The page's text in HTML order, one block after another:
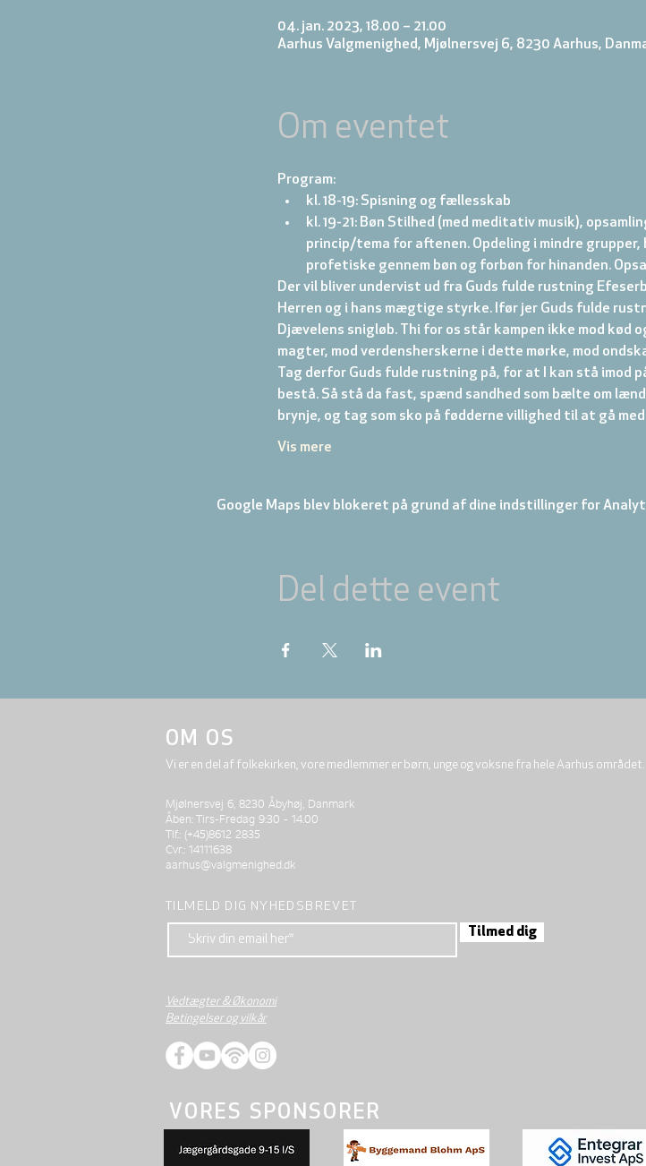
04. jan. 2023, 18.00 – 21.00
Aarhus Valgmenighed, Mjølnersvej 6, 8230 Aarhus,
Om eventet
Program:
kl. 18-19: Spisning og fællesskab
kl. 19-21: Bøn Stilhed (med meditativ musik),
princip/tema for aftenen. Opdeling i mindre grupper,
profetiske gennem bøn og forbøn for hinanden.
Der vil bliver undervist ud fra Guds fulde rustning
Herren og i hans mægtige styrke. Ifør jer Guds fulde
Djævelens snigløb. Thi for os står kampen ikke mod kød
magter, mod verdensherskerne i dette mørke, mod
Tag derfor Guds fulde rustning på, for at I kan stå imod
bestå. Så stå da fast, spænd sandhed som bælte om
brynje, og tag som sko på fødderne villighed til at gå
Vis mere
Google Maps blev blokeret på grund af dine indstillinger for
Del dette event
OM OS
Vi er en del af folkekirken, vore medlemmer er børn, unge og voksne fra hele Aarhus området.
Mjølnersvej 6, 8230 Åbyhøj, Danmark
Åben: Tirs-Fredag 9:30 - 14.00
Tlf.: (+45)8612 2835
Cvr.: 14111638
aarhus@valgmenighed.dk
TILMELD DIG NYHEDSBREVET
Tilmed dig
Vedtægter & Økonomi
Betingelser og vilkår
VORES SPONSORER